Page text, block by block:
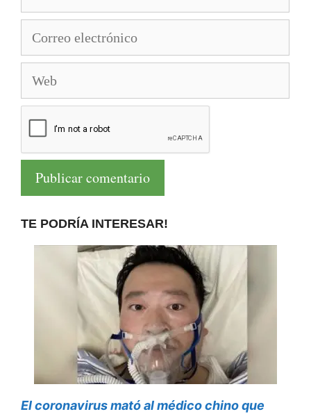
electrónico
TE PODRÍA INTERESAR!
El coronavirus mató al médico chino que